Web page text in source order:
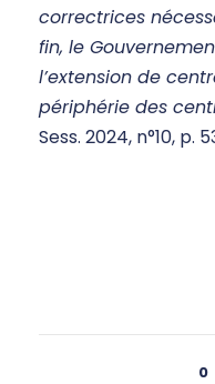
correctrices
fin, le
l’extension de
périphérie des
Sess. 2024, n°10, p.
0